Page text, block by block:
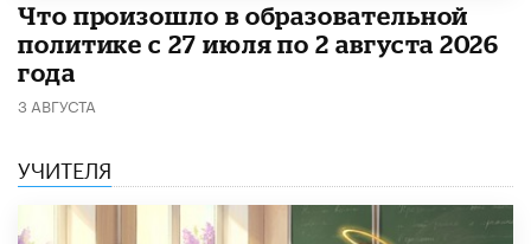
​Что произошло в образовательной
политике с 27 июля по 2 августа 2026
года
3 АВГУСТА
УЧИТЕЛЯ